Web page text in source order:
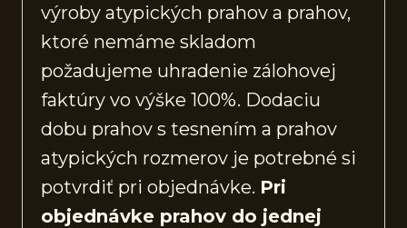
výroby atypických prahov a prahov,
ktoré nemáme skladom
požadujeme uhradenie zálohovej
faktúry vo výške 100%. Dodaciu
dobu prahov s tesnením a prahov
atypických rozmerov je potrebné si
potvrdiť pri objednávke. Pri
objednávke prahov do jednej